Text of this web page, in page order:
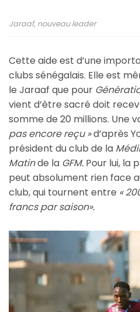
Jaraaf, nouveau leader
Cette aide est d’une
clubs sénégalais. Elle est
le Jaraaf que pour
vient d’être sacré doit
somme de 20 millions. Une
pas encore reçu »d’après
président du club de la
Matinde la GFM. Pour lui, la
peut absolument rien face
club, qui tournent entre «
francs par saison».